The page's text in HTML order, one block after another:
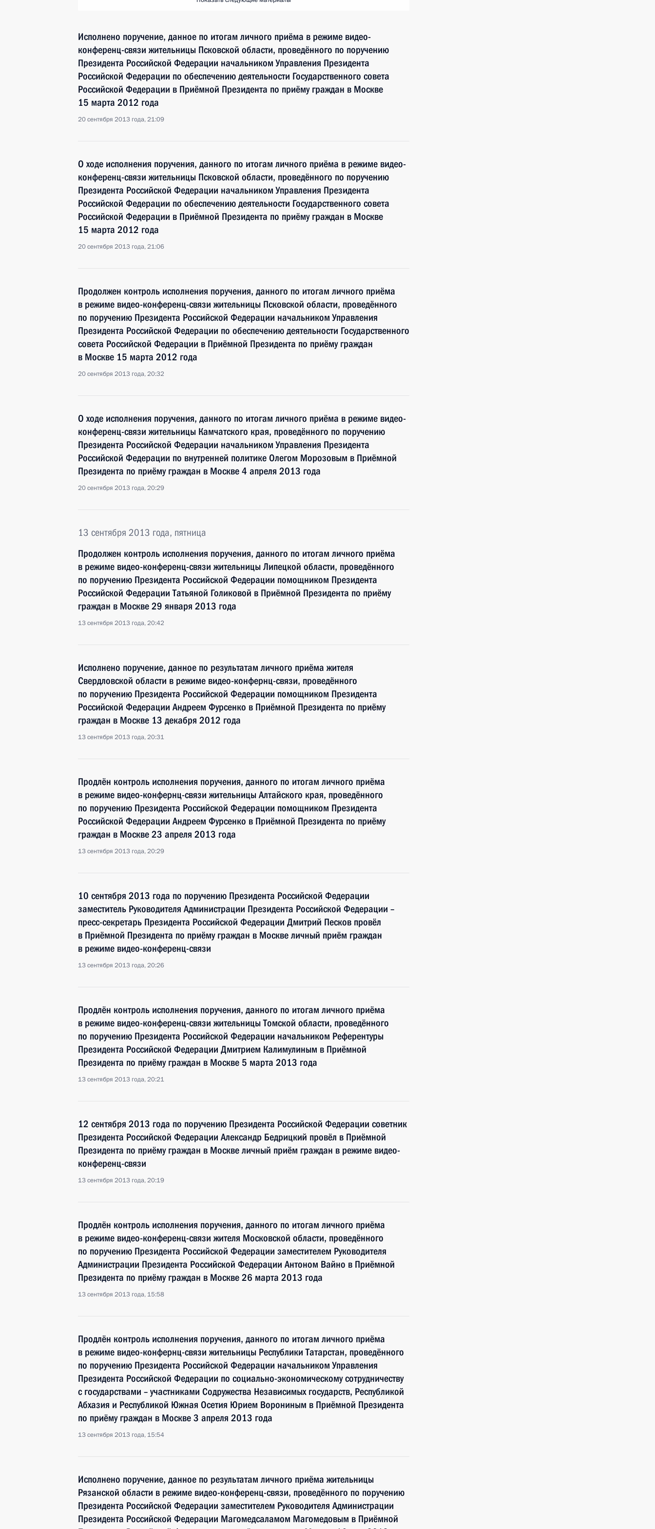
Исполнено поручение, данное по итогам личного приёма в режиме видео-
конференц-связи жительницы Псковской области, проведённого по поручению
Президента Российской Федерации начальником Управления Президента
Российской Федерации по обеспечению деятельности Государственного совета
Российской Федерации в Приёмной Президента по приёму граждан в Москве
15 марта 2012 года
20 сентября 2013 года, 21:09
О ходе исполнения поручения, данного по итогам личного приёма в режиме видео-
конференц-связи жительницы Псковской области, проведённого по поручению
Президента Российской Федерации начальником Управления Президента
Российской Федерации по обеспечению деятельности Государственного совета
Российской Федерации в Приёмной Президента по приёму граждан в Москве
15 марта 2012 года
20 сентября 2013 года, 21:06
Продолжен контроль исполнения поручения, данного по итогам личного приёма
в режиме видео-конференц-связи жительницы Псковской области, проведённого
по поручению Президента Российской Федерации начальником Управления
Президента Российской Федерации по обеспечению деятельности Государственного
совета Российской Федерации в Приёмной Президента по приёму граждан
в Москве 15 марта 2012 года
20 сентября 2013 года, 20:32
О ходе исполнения поручения, данного по итогам личного приёма в режиме видео-
конференц-связи жительницы Камчатского края, проведённого по поручению
Президента Российской Федерации начальником Управления Президента
Российской Федерации по внутренней политике Олегом Морозовым в Приёмной
Президента по приёму граждан в Москве 4 апреля 2013 года
20 сентября 2013 года, 20:29
13 сентября 2013 года, пятница
Продолжен контроль исполнения поручения, данного по итогам личного приёма
в режиме видео-конференц-связи жительницы Липецкой области, проведённого
по поручению Президента Российской Федерации помощником Президента
Российской Федерации Татьяной Голиковой в Приёмной Президента по приёму
граждан в Москве 29 января 2013 года
13 сентября 2013 года, 20:42
Исполнено поручение, данное по результатам личного приёма жителя
Свердловской области в режиме видео-конфернц-связи, проведённого
по поручению Президента Российской Федерации помощником Президента
Российской Федерации Андреем Фурсенко в Приёмной Президента по приёму
граждан в Москве 13 декабря 2012 года
13 сентября 2013 года, 20:31
Продлён контроль исполнения поручения, данного по итогам личного приёма
в режиме видео-конфернц-связи жительницы Алтайского края, проведённого
по поручению Президента Российской Федерации помощником Президента
Российской Федерации Андреем Фурсенко в Приёмной Президента по приёму
граждан в Москве 23 апреля 2013 года
13 сентября 2013 года, 20:29
10 сентября 2013 года по поручению Президента Российской Федерации
заместитель Руководителя Администрации Президента Российской Федерации –
пресс-секретарь Президента Российской Федерации Дмитрий Песков провёл
в Приёмной Президента по приёму граждан в Москве личный приём граждан
в режиме видео-конференц-связи
13 сентября 2013 года, 20:26
Продлён контроль исполнения поручения, данного по итогам личного приёма
в режиме видео-конференц-связи жительницы Томской области, проведённого
по поручению Президента Российской Федерации начальником Референтуры
Президента Российской Федерации Дмитрием Калимулиным в Приёмной
Президента по приёму граждан в Москве 5 марта 2013 года
13 сентября 2013 года, 20:21
12 сентября 2013 года по поручению Президента Российской Федерации советник
Президента Российской Федерации Александр Бедрицкий провёл в Приёмной
Президента по приёму граждан в Москве личный приём граждан в режиме видео-
конференц-связи
13 сентября 2013 года, 20:19
Продлён контроль исполнения поручения, данного по итогам личного приёма
в режиме видео-конференц-связи жителя Московской области, проведённого
по поручению Президента Российской Федерации заместителем Руководителя
Администрации Президента Российской Федерации Антоном Вайно в Приёмной
Президента по приёму граждан в Москве 26 марта 2013 года
13 сентября 2013 года, 15:58
Продлён контроль исполнения поручения, данного по итогам личного приёма
в режиме видео-конфернц-связи жительницы Республики Татарстан, проведённого
по поручению Президента Российской Федерации начальником Управления
Президента Российской Федерации по социально-экономическому сотрудничеству
с государствами – участниками Содружества Независимых государств, Республикой
Абхазия и Республикой Южная Осетия Юрием Ворониным в Приёмной Президента
по приёму граждан в Москве 3 апреля 2013 года
13 сентября 2013 года, 15:54
Исполнено поручение, данное по результатам личного приёма жительницы
Рязанской области в режиме видео-конференц-связи, проведённого по поручению
Президента Российской Федерации заместителем Руководителя Администрации
Президента Российской Федерации Магомедсаламом Магомедовым в Приёмной